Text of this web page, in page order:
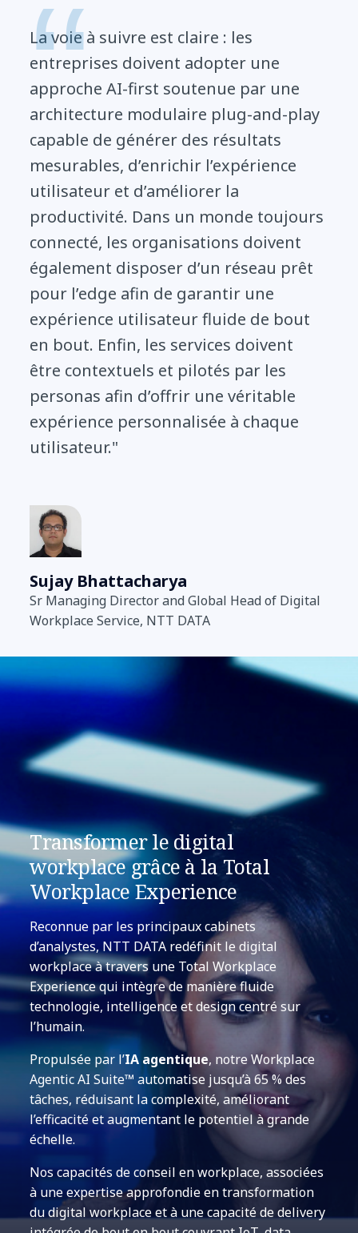
La voie à suivre est claire : les
entreprises doivent adopter une
approche AI-first soutenue par une
architecture modulaire plug-and-play
capable de générer des résultats
mesurables, d’enrichir l’expérience
utilisateur et d’améliorer la
productivité. Dans un monde toujours
connecté, les organisations doivent
également disposer d’un réseau prêt
pour l’edge afin de garantir une
expérience utilisateur fluide de bout
en bout. Enfin, les services doivent
être contextuels et pilotés par les
personas afin d’offrir une véritable
expérience personnalisée à chaque
utilisateur."
Sujay Bhattacharya
Sr Managing Director and Global Head of Digital
Workplace Service, NTT DATA
Transformer le digital
workplace grâce à la Total
Workplace Experience
Reconnue par les principaux cabinets
d’analystes, NTT DATA redéfinit le digital
workplace à travers une Total Workplace
Experience qui intègre de manière fluide
technologie, intelligence et design centré sur
l’humain.
Propulsée par l’IA agentique, notre Workplace
Agentic AI Suite™ automatise jusqu’à 65 % des
tâches, réduisant la complexité, améliorant
l’efficacité et augmentant le potentiel à grande
échelle.
Nos capacités de conseil en workplace, associées
à une expertise approfondie en transformation
du digital workplace et à une capacité de delivery